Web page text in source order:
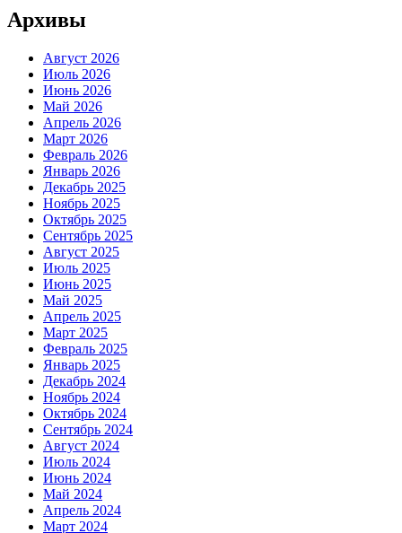
Архивы
Август 2026
Июль 2026
Июнь 2026
Май 2026
Апрель 2026
Март 2026
Февраль 2026
Январь 2026
Декабрь 2025
Ноябрь 2025
Октябрь 2025
Сентябрь 2025
Август 2025
Июль 2025
Июнь 2025
Май 2025
Апрель 2025
Март 2025
Февраль 2025
Январь 2025
Декабрь 2024
Ноябрь 2024
Октябрь 2024
Сентябрь 2024
Август 2024
Июль 2024
Июнь 2024
Май 2024
Апрель 2024
Март 2024